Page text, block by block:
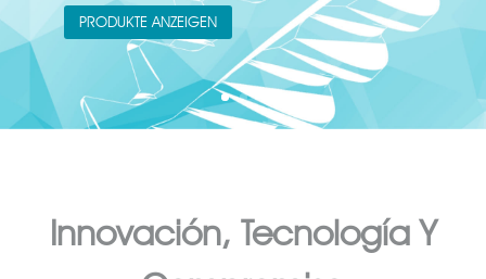
PRODUKTE ANZEIGEN
Innovación, Tecnología Y